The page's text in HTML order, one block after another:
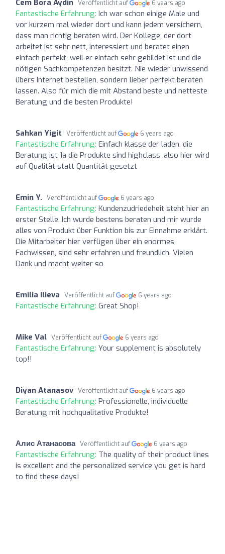
Cem Bora Aydin Veröffentlicht auf 6 years ago
Fantastische Erfahrung: Ich war schon einige Male und
vor kurzem mal wieder dort und kann jedem versichern,
dass man richtig beraten wird. Der Kollege, der dort
arbeitet ist sehr nett, interessiert und beratet einen
einfach perfekt, weil er einfach sehr gebildet ist und die
nötigen Sachkompetenzen besitzt. Nie wieder unwissend
übers Internet bestellen, sondern lieber perfekt beraten
lassen. Also für mich die mit Abstand beste und netteste
Beratung und die besten Produkte!
Sahkan Yigit Veröffentlicht auf 6 years ago
Fantastische Erfahrung: Einfach klasse der laden, die
Beratung ist 1a die Produkte sind highclass ,also hier wird
auf Qualität statt Quantität gesetzt
Emin Y. Veröffentlicht auf 6 years ago
Fantastische Erfahrung: Kundenzudriedeheit steht hier an
erster Stelle. Ich wurde bestens beraten und mir wurde
alles von Produkt über Funktion bis zur Einnahme erklärt.
Die Mitarbeiter hier verfügen über ein enormes
Fachwissen, sind sehr erfahren und freundlich. Vielen
Dank und macht weiter so
Emilia Ilieva Veröffentlicht auf 6 years ago
Fantastische Erfahrung: Great Shop!
Mike Val Veröffentlicht auf 6 years ago
Fantastische Erfahrung: Your supplement is absolutely
top!!
Diyan Atanasov Veröffentlicht auf 6 years ago
Fantastische Erfahrung: Professionelle, individuelle
Beratung mit hochqualitative Produkte!
Алис Атанасова Veröffentlicht auf 6 years ago
Fantastische Erfahrung: The quality of their product lines
is excellent and the personalized service you get is hard
to find these days!